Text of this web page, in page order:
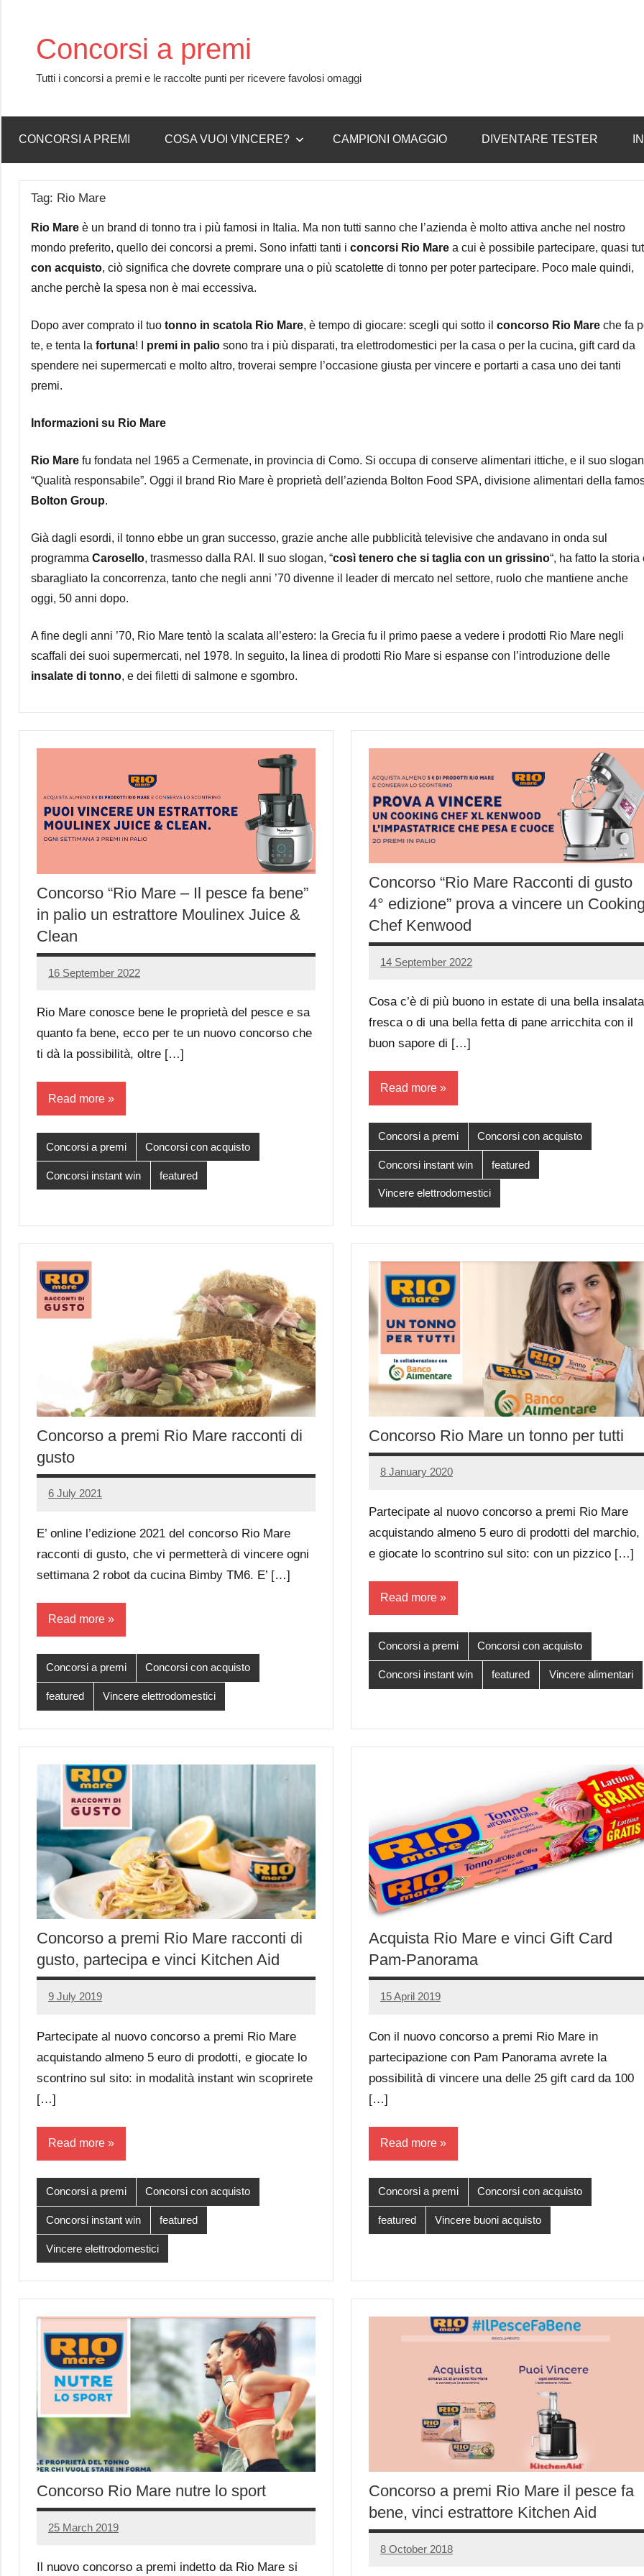
contentConcorsi a premi
Tutti i concorsi a premi e le raccolte punti per ricevere favolosi omaggi
CONCORSI A PREMI COSA VUOI VINCERE? CAMPIONI OMAGGIO DIVENTARE TESTER
Tag: Rio Mare
Rio Mare è un brand di tonno tra i più famosi in Italia. Ma non tutti sanno che l’azienda è molto attiva anche nel nostro
mondo preferito, quello dei concorsi a premi. Sono infatti tanti i concorsi Rio Mare a cui è possibile partecipare, quasi
con acquisto, ciò significa che dovrete comprare una o più scatolette di tonno per poter partecipare. Poco male quindi,
anche perchè la spesa non è mai eccessiva.
Dopo aver comprato il tuo tonno in scatola Rio Mare, è tempo di giocare: scegli qui sotto il concorso Rio Mare che fa
te, e tenta la fortuna! I premi in palio sono tra i più disparati, tra elettrodomestici per la casa o per la cucina, gift card da
spendere nei supermercati e molto altro, troverai sempre l’occasione giusta per vincere e portarti a casa uno dei tanti
premi.
Informazioni su Rio Mare
Rio Mare fu fondata nel 1965 a Cermenate, in provincia di Como. Si occupa di conserve alimentari ittiche, e il suo
“Qualità responsabile”. Oggi il brand Rio Mare è proprietà dell’azienda Bolton Food SPA, divisione alimentari della
Bolton Group.
Già dagli esordi, il tonno ebbe un gran successo, grazie anche alle pubblicità televisive che andavano in onda sul
programma Carosello, trasmesso dalla RAI. Il suo slogan, “così tenero che si taglia con un grissino“, ha fatto la storia
sbaragliato la concorrenza, tanto che negli anni ’70 divenne il leader di mercato nel settore, ruolo che mantiene anche
oggi, 50 anni dopo.
A fine degli anni ’70, Rio Mare tentò la scalata all’estero: la Grecia fu il primo paese a vedere i prodotti Rio Mare negli
scaffali dei suoi supermercati, nel 1978. In seguito, la linea di prodotti Rio Mare si espanse con l’introduzione delle
insalate di tonno, e dei filetti di salmone e sgombro.
Concorso “Rio Mare – Il pesce fa bene”
in palio un estrattore Moulinex Juice &
Clean
16 September 2022
Luca
No
Rio Mare conosce bene le proprietà del pesce e sa
quanto fa bene, ecco per te un nuovo concorso che
ti dà la possibilità, oltre […]
Read more
Concorsi a premi Concorsi con acquisto
Concorsi instant win featured
Concorso “Rio Mare Racconti di gusto
4° edizione” prova a vincere un
Chef Kenwood
14 September 2022
Luca
No
Cosa c’è di più buono in estate di una bella insalata
fresca o di una bella fetta di pane arricchita con il
buon sapore di […]
Read more
Concorsi a premi Concorsi con acquisto
Concorsi instant win featured
Vincere elettrodomestici
Concorso a premi Rio Mare racconti di
gusto
6 July 2021
Luca
No
E’ online l’edizione 2021 del concorso Rio Mare
racconti di gusto, che vi permetterà di vincere ogni
settimana 2 robot da cucina Bimby TM6. E’ […]
Read more
Concorsi a premi Concorsi con acquisto
featured Vincere elettrodomestici
Concorso Rio Mare un tonno per tutti
8 January 2020
Luca
No
Partecipate al nuovo concorso a premi Rio Mare
acquistando almeno 5 euro di prodotti del marchio,
e giocate lo scontrino sul sito: con un pizzico […]
Read more
Concorsi a premi Concorsi con acquisto
Concorsi instant win featured Vincere alimentari
Concorso a premi Rio Mare racconti di
gusto, partecipa e vinci Kitchen Aid
9 July 2019
Luca
No
Partecipate al nuovo concorso a premi Rio Mare
acquistando almeno 5 euro di prodotti, e giocate lo
scontrino sul sito: in modalità instant win scoprirete
[…]
Read more
Concorsi a premi Concorsi con acquisto
Concorsi instant win featured
Vincere elettrodomestici
Acquista Rio Mare e vinci Gift Card
Pam-Panorama
15 April 2019
Luca
No
Con il nuovo concorso a premi Rio Mare in
partecipazione con Pam Panorama avrete la
possibilità di vincere una delle 25 gift card da 100
[…]
Read more
Concorsi a premi Concorsi con acquisto
featured Vincere buoni acquisto
Concorso Rio Mare nutre lo sport
25 March 2019
Luca
No
Il nuovo concorso a premi indetto da Rio Mare si
Concorso a premi Rio Mare il pesce fa
bene, vinci estrattore Kitchen Aid
8 October 2018
Luca
No